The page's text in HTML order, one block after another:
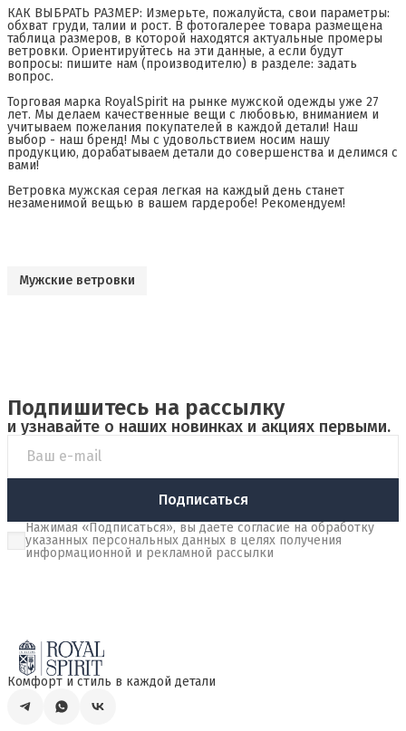
КАК ВЫБРАТЬ РАЗМЕР: Измерьте, пожалуйста, свои параметры:
обхват груди, талии и рост. В фотогалерее товара размещена
таблица размеров, в которой находятся актуальные промеры
ветровки. Ориентируйтесь на эти данные, а если будут
вопросы: пишите нам (производителю) в разделе: задать
вопрос.
Торговая марка RoyalSpirit на рынке мужской одежды уже 27
лет. Мы делаем качественные вещи с любовью, вниманием и
учитываем пожелания покупателей в каждой детали! Наш
выбор - наш бренд! Мы с удовольствием носим нашу
продукцию, дорабатываем детали до совершенства и делимся с
вами!
Ветровка мужская серая легкая на каждый день станет
незаменимой вещью в вашем гардеробе! Рекомендуем!
Мужские ветровки
Подпишитесь на рассылку
и узнавайте о наших новинках и акциях первыми.
Подписаться
Нажимая «Подписаться», вы даете согласие на обработку
указанных персональных данных в целях получения
информационной и рекламной рассылки
Комфорт и стиль в каждой детали